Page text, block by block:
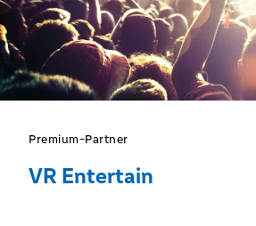
Premium-Partner
VR Entertain